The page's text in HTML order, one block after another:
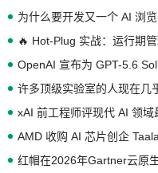
为什么要开发又一个 AI 浏
🔥 Hot-Plug 实战：运行期
OpenAI 宣布为 GPT-5.6
许多顶级实验室的人现在几
xAI 前工程师评现代 AI 领域
红帽在2026年Gartner云原